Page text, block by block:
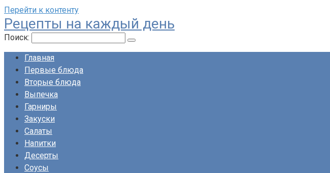
Перейти к контенту
Рецепты на каждый день
Поиск:
Главная
Первые блюда
Вторые блюда
Выпечка
Гарниры
Закуски
Салаты
Напитки
Десерты
Соусы